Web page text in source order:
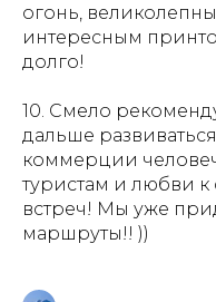
огонь,
интересным
долго!
10. Смело
дальше
коммерции
туристам и любви
встреч! Мы уже
маршруты!! ))